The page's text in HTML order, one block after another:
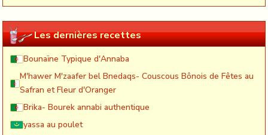
Les dernières recettes
Bounaïne Typique d'Annaba
M'hawer M'zaafer bel Bnedaqs- Couscous Bônois de Fêtes au
Safran et Fleur d'Oranger
Brika- Bourek annabi authentique
yassa au poulet